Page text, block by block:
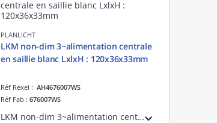
PLANLICHT
LKM non-dim 3~alimentation centrale
en saillie blanc LxlxH : 120x36x33mm
Réf Rexel : AH4676007WS
Réf Fab : 676007WS
LKM non-dim 3~alimentation centrale en saillieblanc LxlxH : 120x36x33mm